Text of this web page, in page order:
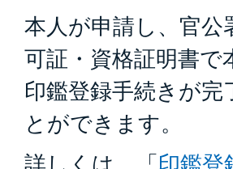
本人が申請し、官公
可証・資格証明書
印鑑登録手続きが
とができます。